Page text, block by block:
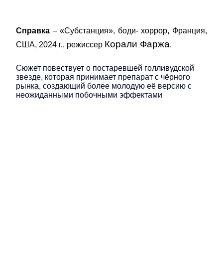
Справка – «Субстанция», боди- хоррор, Франция,
США, 2024 г., режиссер Корали Фаржа.
Сюжет повествует о постаревшей голливудской
звезде, которая принимает препарат с чёрного
рынка, создающий более молодую её версию с
неожиданными побочными эффектами